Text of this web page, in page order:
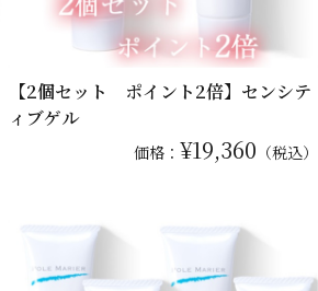
【2個セット ポイント2倍】センシテ
ィブゲル
価格： ¥19,360 （税込）